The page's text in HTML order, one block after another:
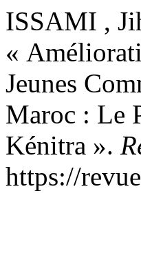
ISSAMI ,
«
Jeunes
Maroc : Le
Kénitra ».
https://